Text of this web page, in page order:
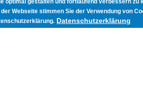
optimal gestalten und fortlaufend verbessern zu
Webseite stimmen Sie der Verwendung von
Datenschutzerklärung